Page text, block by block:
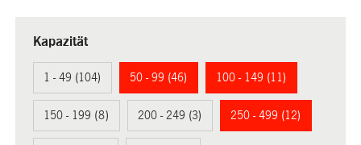
Kapazität
1 - 49 (104) 50 - 99 (46) 100 - 149 (11)
150 - 199 (8) 200 - 249 (3) 250 - 499 (12)